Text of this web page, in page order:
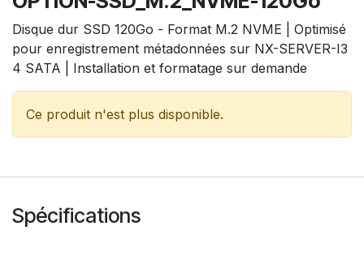
Disque dur SSD 120Go - Format M.2 NVME | Optimisé
pour enregistrement métadonnées sur NX-SERVER-I3
4 SATA | Installation et formatage sur demande
Ce produit n'est plus disponible.
Spécifications